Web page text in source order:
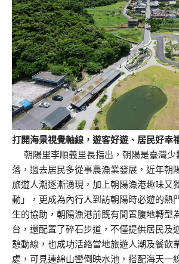
打開海景視覺軸線，遊客好遊、居民好幸
朝陽里李順義里長指出，朝陽是臺灣少
落，過去居民多從事農漁業發展，近年朝
旅遊人潮逐漸湧現，加上朝陽漁港趣味又
動」，更成為內行人到訪朝陽時必遊的熱
生的協助，朝陽漁港前既有閒置腹地轉型
台，還配置了碎石步道，不僅提供居民及
憩動線，也成功活絡當地旅遊人潮及餐飲
處，可見連綿山巒倒映水池，搭配海天一